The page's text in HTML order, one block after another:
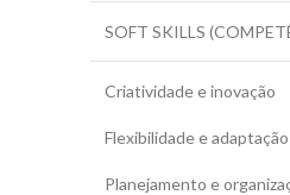
SOFT SKILLS
Criatividade e inovação
Flexibilidade e adaptação
Planejamento e